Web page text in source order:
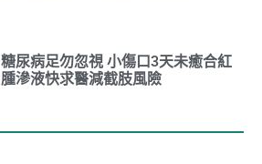
糖尿病足勿忽視 小傷口3天未癒合紅
腫滲液快求醫減截肢風險